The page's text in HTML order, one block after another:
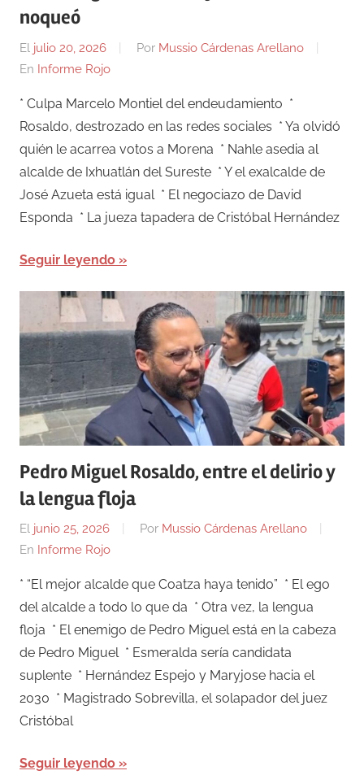
noqueó
El julio 20, 2026 Por Mussio Cárdenas Arellano
En Informe Rojo
* Culpa Marcelo Montiel del endeudamiento *
Rosaldo, destrozado en las redes sociales * Ya olvidó
quién le acarrea votos a Morena * Nahle asedia al
alcalde de Ixhuatlán del Sureste * Y el exalcalde de
José Azueta está igual * El negociazo de David
Esponda * La jueza tapadera de Cristóbal Hernández
Seguir leyendo
Pedro Miguel Rosaldo, entre el delirio y
la lengua floja
El junio 25, 2026 Por Mussio Cárdenas Arellano
En Informe Rojo
* “El mejor alcalde que Coatza haya tenido” * El ego
del alcalde a todo lo que da * Otra vez, la lengua
floja * El enemigo de Pedro Miguel está en la cabeza
de Pedro Miguel * Esmeralda sería candidata
suplente * Hernández Espejo y Maryjose hacia el
2030 * Magistrado Sobrevilla, el solapador del juez
Cristóbal
Seguir leyendo